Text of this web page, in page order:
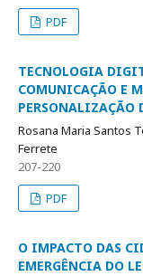
PDF
TECNOLOGIA
COMUNICAÇÃO E
PERSONALIZAÇÃO
Rosana Maria Santos
Ferrete
207-220
PDF
O IMPACTO DAS
EMERGÊNCIA DO